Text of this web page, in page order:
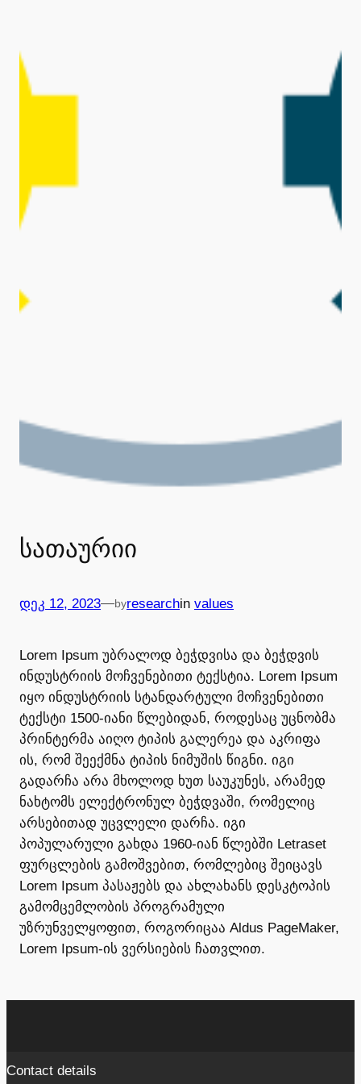
სათაურიი
დეკ 12, 2023—byresearchin values
Lorem Ipsum უბრალოდ ბეჭდვისა და ბეჭდვის
ინდუსტრიის მოჩვენებითი ტექსტია. Lorem Ipsum
იყო ინდუსტრიის სტანდარტული მოჩვენებითი
ტექსტი 1500-იანი წლებიდან, როდესაც უცნობმა
პრინტერმა აიღო ტიპის გალერეა და აკრიფა
ის, რომ შეექმნა ტიპის ნიმუშის წიგნი. იგი
გადარჩა არა მხოლოდ ხუთ საუკუნეს, არამედ
ნახტომს ელექტრონულ ბეჭდვაში, რომელიც
არსებითად უცვლელი დარჩა. იგი
პოპულარული გახდა 1960-იან წლებში Letraset
ფურცლების გამოშვებით, რომლებიც შეიცავს
Lorem Ipsum პასაჟებს და ახლახანს დესკტოპის
გამომცემლობის პროგრამული
უზრუნველყოფით, როგორიცაა Aldus PageMaker,
Lorem Ipsum-ის ვერსიების ჩათვლით.
Contact details